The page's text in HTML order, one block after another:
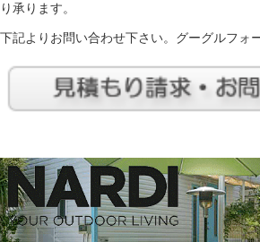
り承ります。
下記よりお問い合わせ下さい。グーグルフォ